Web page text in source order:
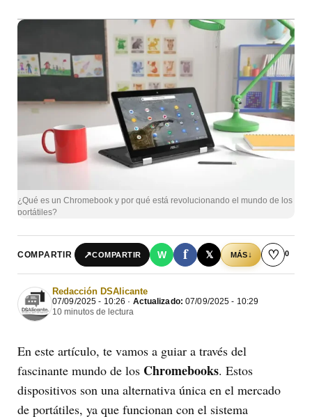
¿Qué es un Chromebook y por qué está revolucionando el mundo de los
portátiles?
COMPARTIR ↗COMPARTIR W f 𝕏 MÁS↓ ♡ 0
Redacción DSAlicante
07/09/2025 - 10:26 · Actualizado: 07/09/2025 - 10:29
10 minutos de lectura
En este artículo, te vamos a guiar a través del
fascinante mundo de los Chromebooks. Estos
dispositivos son una alternativa única en el mercado
de portátiles, ya que funcionan con el sistema